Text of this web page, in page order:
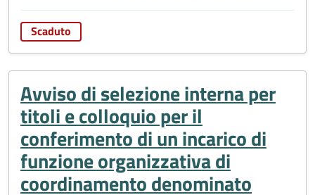
Scaduto
Avviso di selezione interna per
titoli e colloquio per il
conferimento di un incarico di
funzione organizzativa di
coordinamento denominato